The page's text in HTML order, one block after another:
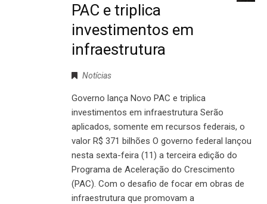
PAC e triplica
investimentos em
infraestrutura
Notícias
Governo lança Novo PAC e triplica
investimentos em infraestrutura Serão
aplicados, somente em recursos federais, o
valor R$ 371 bilhões O governo federal lançou
nesta sexta-feira (11) a terceira edição do
Programa de Aceleração do Crescimento
(PAC). Com o desafio de focar em obras de
infraestrutura que promovam a